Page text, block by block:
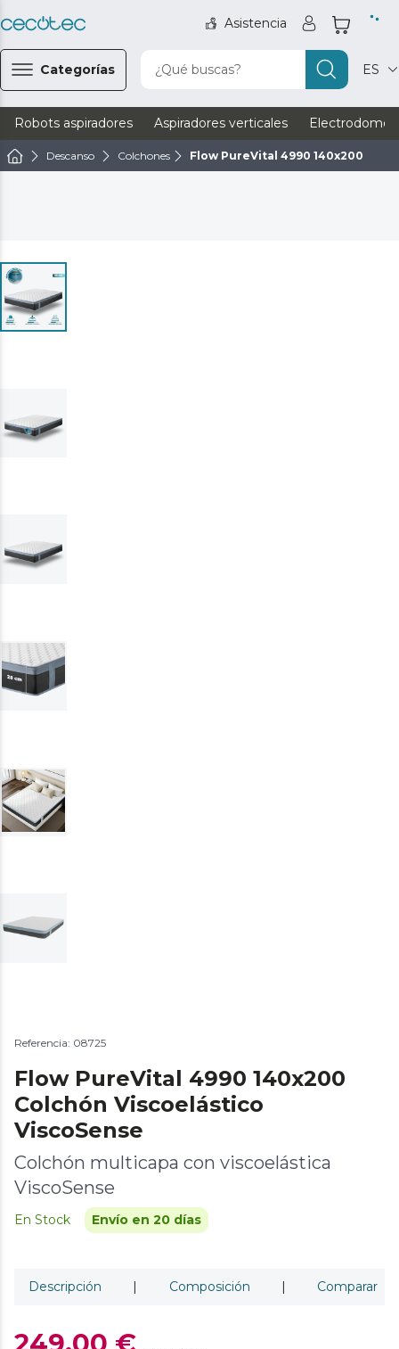
Asistencia
Categorías ¿Qué buscas? ES
Robots aspiradores Aspiradores verticales
Descanso Colchones Flow PureVital 4990 140x200
Referencia: 08725
Flow PureVital 4990 140x200
Colchón Viscoelástico
ViscoSense
Colchón multicapa con viscoelástica
ViscoSense
En Stock Envío en 20 días
Descripción | Composición | Comparar